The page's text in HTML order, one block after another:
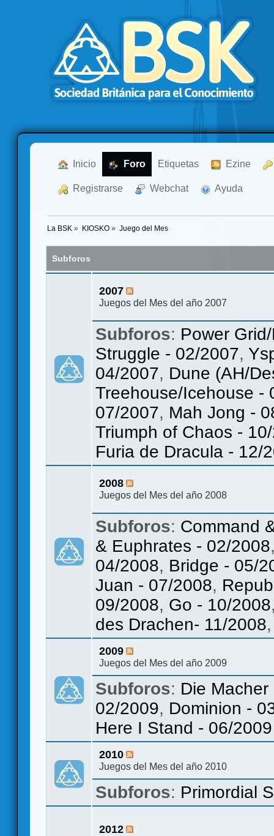
Inicio Foro Etiquetas Ezine
Registrarse Webchat Ayuda
La BSK » KIOSKO» Juego del Mes
Subforos
2007
Juegos del Mes del año 2007
Subforos: Power
Struggle - 02/2007,
04/2007, Dune (AH/
Treehouse/Icehouse -
07/2007, Mah Jong -
Triumph of Chaos -
Furia de Dracula - 12/
2008
Juegos del Mes del año 2008
Subforos: Command
& Euphrates - 02/2008
04/2008, Bridge - 05/
Juan - 07/2008,
09/2008, Go - 10/2008
des Drachen- 11/2008
2009
Juegos del Mes del año 2009
Subforos: Die
02/2009, Dominion -
Here I Stand - 06/2009
2010
Juegos del Mes del año 2010
Subforos: Primordial
2012